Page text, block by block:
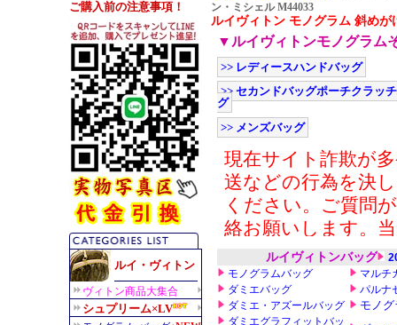
ン・ミシェル M44033
ルイヴィトン モノグラム 斜め
▼ルイヴィトンモノグラム
>> レディースハンドバッグ
>> セカンドバッグポーチクラッ
グ
>> メンズバッグ